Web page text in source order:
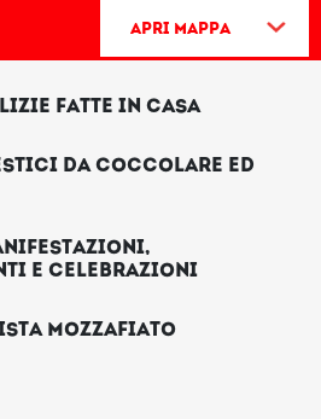
Apri mappa
FATTE IN CASA
DA COCCOLARE ED
E CELEBRAZIONI
MOZZAFIATO